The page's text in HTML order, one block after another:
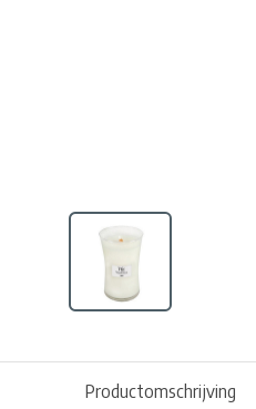
Productomschrijving